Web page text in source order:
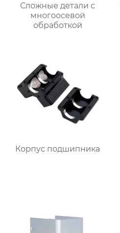
Сложные детали с
многоосевой
обработкой
Корпус подшипника